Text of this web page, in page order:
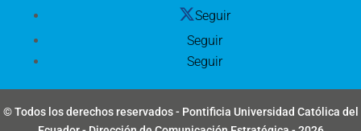
Seguir
Seguir
Seguir
© Todos los derechos reservados - Pontificia Universidad Católica del